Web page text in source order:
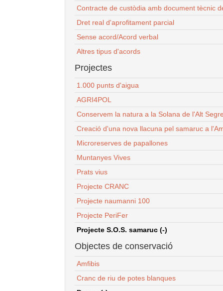
Contracte de custòdia amb document tècnic
Dret real d'aprofitament parcial
Sense acord/Acord verbal
Altres tipus d'acords
Projectes
1.000 punts d'aigua
AGRI4POL
Conservem la natura a la Solana de l'Alt
Creació d'una nova llacuna pel samaruc a
Microreserves de papallones
Muntanyes Vives
Prats vius
Projecte CRANC
Projecte naumanni 100
Projecte PeriFer
Projecte S.O.S. samaruc (-)
Objectes de conservació
Amfibis
Cranc de riu de potes blanques